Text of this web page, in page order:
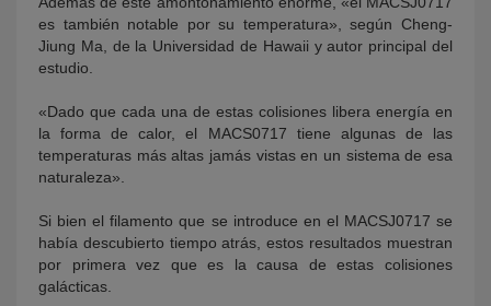
es también notable por su temperatura», según Cheng-
Jiung Ma, de la Universidad de Hawaii y autor principal del
estudio.
«Dado que cada una de estas colisiones libera energía en
la forma de calor, el MACS0717 tiene algunas de las
temperaturas más altas jamás vistas en un sistema de esa
naturaleza».
Si bien el filamento que se introduce en el MACSJ0717 se
había descubierto tiempo atrás, estos resultados muestran
por primera vez que es la causa de estas colisiones
galácticas.